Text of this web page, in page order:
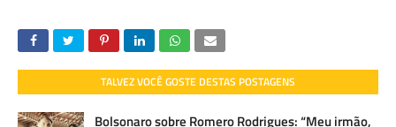
TALVEZ VOCÊ GOSTE DESTAS POSTAGENS
Bolsonaro sobre Romero Rodrigues: “Meu irmão,